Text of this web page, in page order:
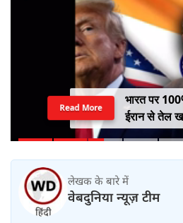
भारत पर
ईरान से तेल
सीनेट में बिल
Read More
लेखक के बारे में
वेबदुनिया न्यूज़ टीम